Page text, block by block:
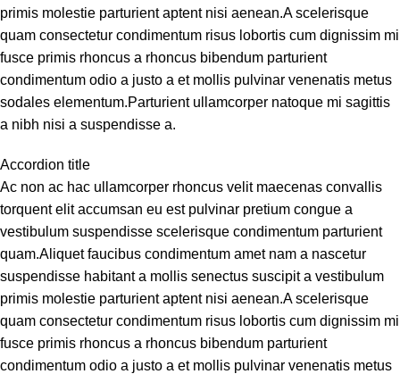
primis molestie parturient aptent nisi aenean.A scelerisque
quam consectetur condimentum risus lobortis cum dignissim mi
fusce primis rhoncus a rhoncus bibendum parturient
condimentum odio a justo a et mollis pulvinar venenatis metus
sodales elementum.Parturient ullamcorper natoque mi sagittis
a nibh nisi a suspendisse a.
Accordion title
Ac non ac hac ullamcorper rhoncus velit maecenas convallis
torquent elit accumsan eu est pulvinar pretium congue a
vestibulum suspendisse scelerisque condimentum parturient
quam.Aliquet faucibus condimentum amet nam a nascetur
suspendisse habitant a mollis senectus suscipit a vestibulum
primis molestie parturient aptent nisi aenean.A scelerisque
quam consectetur condimentum risus lobortis cum dignissim mi
fusce primis rhoncus a rhoncus bibendum parturient
condimentum odio a justo a et mollis pulvinar venenatis metus